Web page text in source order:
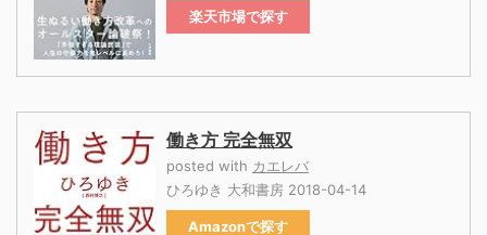
楽天市場
働き方 完全無双
posted with カエレバ
ひろゆき 大和書房 2018-04-14
Amazon